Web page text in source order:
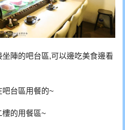
陣的吧台區,可以邊吃美食邊看
台區用餐的~
樓的用餐區~